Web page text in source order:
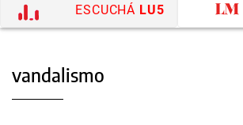
ESCUCHÁ LU5
vandalismo